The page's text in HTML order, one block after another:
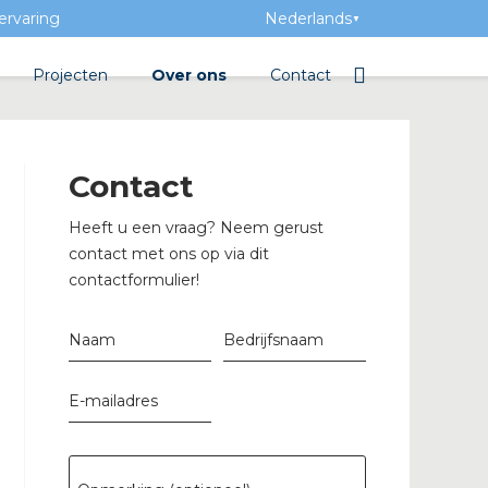
Contact
Heeft u een vraag? Neem gerust
contact met ons op via dit
contactformulier!
Naam Bedrijfsnaam
E-mailadres
Nederlands ▼
Academy
Projecten Over ons
Geschiedenis
Toegevoegde waarde
Vacatures
Evenementen
Contact